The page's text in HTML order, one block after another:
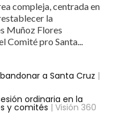
compleja, centrada en
la
Muñoz Flores
pro Santa...
a Santa Cruz |
ordinaria en la
y comités | Visión 360